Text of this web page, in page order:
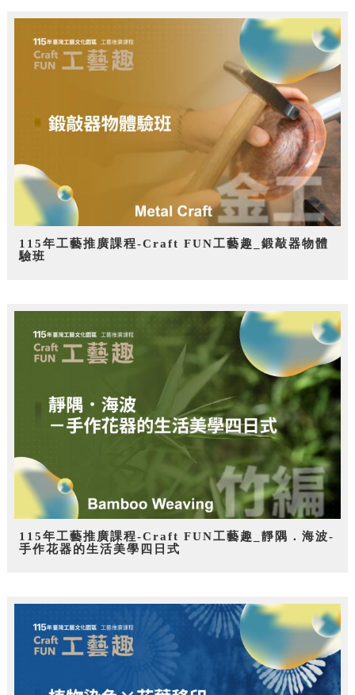
115年工藝推廣課程-Craft FUN工藝趣_鍛敲器物體
驗班
115年工藝推廣課程-Craft FUN工藝趣_靜隅．海波-
手作花器的生活美學四日式